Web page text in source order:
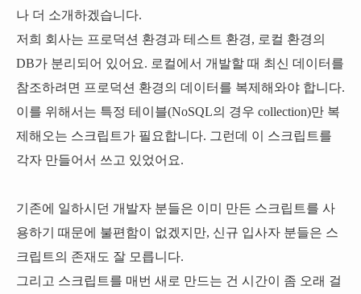
나 더 소개하겠습니다.
저희 회사는 프로덕션 환경과 테스트 환경, 로컬 환경의
DB가 분리되어 있어요. 로컬에서 개발할 때 최신 데이터를
참조하려면 프로덕션 환경의 데이터를 복제해와야 합니다.
이를 위해서는 특정 테이블(NoSQL의 경우 collection)만 복
제해오는 스크립트가 필요합니다. 그런데 이 스크립트를
각자 만들어서 쓰고 있었어요.
기존에 일하시던 개발자 분들은 이미 만든 스크립트를 사
용하기 때문에 불편함이 없겠지만, 신규 입사자 분들은 스
크립트의 존재도 잘 모릅니다.
그리고 스크립트를 매번 새로 만드는 건 시간이 좀 오래 걸